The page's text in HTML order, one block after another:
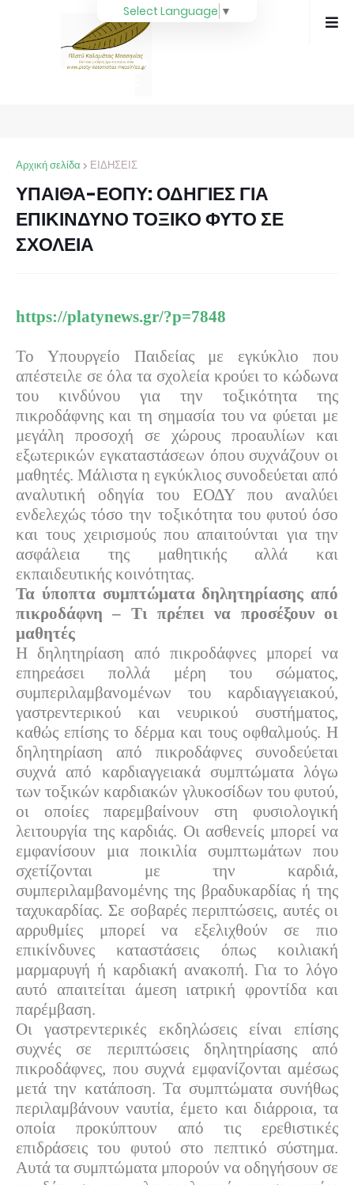
Αρχική σελίδα ΕΙΔΗΣΕΙΣ
ΥΠΑΙΘΑ-ΕΟΠΥ: ΟΔΗΓΙΕΣ ΓΙΑ
ΕΠΙΚΙΝΔΥΝΟ ΤΟΞΙΚΟ ΦΥΤΟ ΣΕ
ΣΧΟΛΕΙΑ
https://platynews.gr/?p=7848
Το Υπουργείο Παιδείας με εγκύκλιο που
απέστειλε σε όλα τα σχολεία κρούει το κώδωνα
του κινδύνου για την τοξικότητα της
πικροδάφνης και τη σημασία του να φύεται με
μεγάλη προσοχή σε χώρους προαυλίων και
εξωτερικών εγκαταστάσεων όπου συχνάζουν οι
μαθητές. Μάλιστα η εγκύκλιος συνοδεύεται από
αναλυτική οδηγία του ΕΟΔΥ που αναλύει
ενδελεχώς τόσο την τοξικότητα του φυτού όσο
και τους χειρισμούς που απαιτούνται για την
ασφάλεια της μαθητικής αλλά και
εκπαιδευτικής κοινότητας.
Τα ύποπτα συμπτώματα δηλητηρίασης από
πικροδάφνη – Τι πρέπει να προσέξουν οι
μαθητές
Η δηλητηρίαση από πικροδάφνες μπορεί να
επηρεάσει πολλά μέρη του σώματος,
συμπεριλαμβανομένων του καρδιαγγειακού,
γαστρεντερικού και νευρικού συστήματος,
καθώς επίσης το δέρμα και τους οφθαλμούς. Η
δηλητηρίαση από πικροδάφνες συνοδεύεται
συχνά από καρδιαγγειακά συμπτώματα λόγω
των τοξικών καρδιακών γλυκοσίδων του φυτού,
οι οποίες παρεμβαίνουν στη φυσιολογική
λειτουργία της καρδιάς. Οι ασθενείς μπορεί να
εμφανίσουν μια ποικιλία συμπτωμάτων που
σχετίζονται με την καρδιά,
συμπεριλαμβανομένης της βραδυκαρδίας ή της
ταχυκαρδίας. Σε σοβαρές περιπτώσεις, αυτές οι
αρρυθμίες μπορεί να εξελιχθούν σε πιο
επικίνδυνες καταστάσεις όπως κοιλιακή
μαρμαρυγή ή καρδιακή ανακοπή. Για το λόγο
αυτό απαιτείται άμεση ιατρική φροντίδα και
παρέμβαση.
Οι γαστρεντερικές εκδηλώσεις είναι επίσης
συχνές σε περιπτώσεις δηλητηρίασης από
πικροδάφνες, που συχνά εμφανίζονται αμέσως
μετά την κατάποση. Τα συμπτώματα συνήθως
περιλαμβάνουν ναυτία, έμετο και διάρροια, τα
οποία προκύπτουν από τις ερεθιστικές
επιδράσεις του φυτού στο πεπτικό σύστημα.
Αυτά τα συμπτώματα μπορούν να οδηγήσουν σε
Select Language ▼